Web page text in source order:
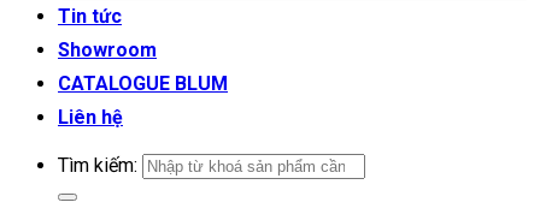
Tin tức
Showroom
CATALOGUE BLUM
Liên hệ
Tìm kiếm: